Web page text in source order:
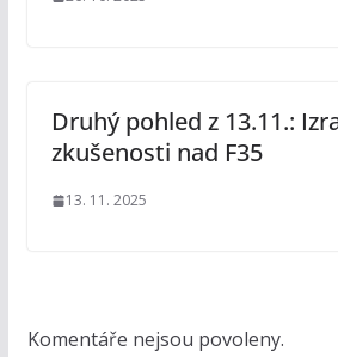
Druhý pohled z 13.11.:
zkušenosti nad F35
13. 11. 2025
Komentáře nejsou povoleny.